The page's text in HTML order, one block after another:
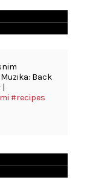
Back
|
#recipes